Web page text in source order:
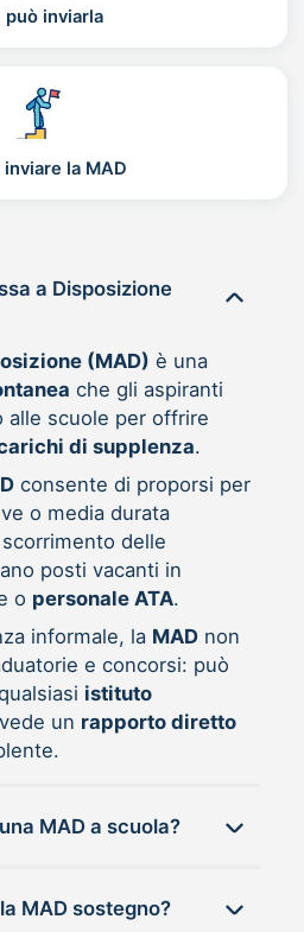
può inviarla
inviare la MAD
(MAD) è una
che gli aspiranti
alle scuole per offrire
di supplenza.
consente di proporsi per
o media durata
delle
posti vacanti in
o personale ATA.
informale, la MADnon
e concorsi: può
istituto
un rapporto diretto
Chi può inviare una MAD a scuola?
MAD sostegno?